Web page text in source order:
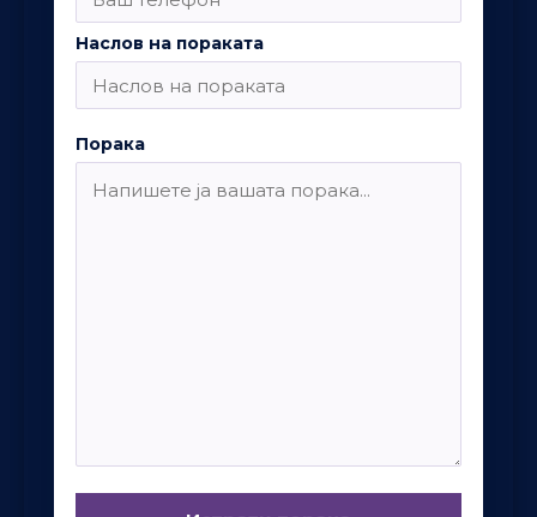
Наслов на пораката
Порака